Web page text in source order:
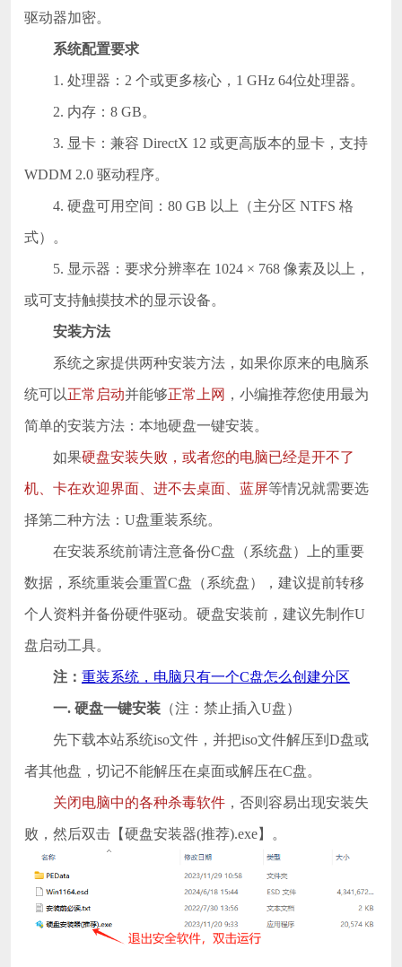
驱动器加密。
系统配置要求
1. 处理器：2 个或更多核心，1 GHz 64位处理器。
2. 内存：8 GB。
3. 显卡：兼容 DirectX 12 或更高版本的显卡，支持
WDDM 2.0 驱动程序。
4. 硬盘可用空间：80 GB 以上（主分区 NTFS 格
式）。
5. 显示器：要求分辨率在 1024 × 768 像素及以上，
或可支持触摸技术的显示设备。
安装方法
系统之家提供两种安装方法，如果你原来的电脑系
统可以正常启动并能够正常上网 ，小编推荐您使用最为
简单的安装方法：本地硬盘一键安装。
如果硬盘安装失败，或者您的电脑已经是开不了
机、卡在欢迎界面、进不去桌面、蓝屏等情况就需要选
择第二种方法：U盘重装系统。
在安装系统前请注意备份C盘（系统盘）上的重要
数据，系统重装会重置C盘（系统盘），建议提前转移
个人资料并备份硬件驱动。硬盘安装前，建议先制作U
盘启动工具。
注： 重装系统，电脑只有一个C盘怎么创建分区
一. 硬盘一键安装（注：禁止插入U盘）
先下载本站系统iso文件，并把iso文件解压到D盘或
者其他盘，切记不能解压在桌面或解压在C盘。
关闭电脑中的各种杀毒软件，否则容易出现安装失
败，然后双击【硬盘安装器(推荐).exe】。